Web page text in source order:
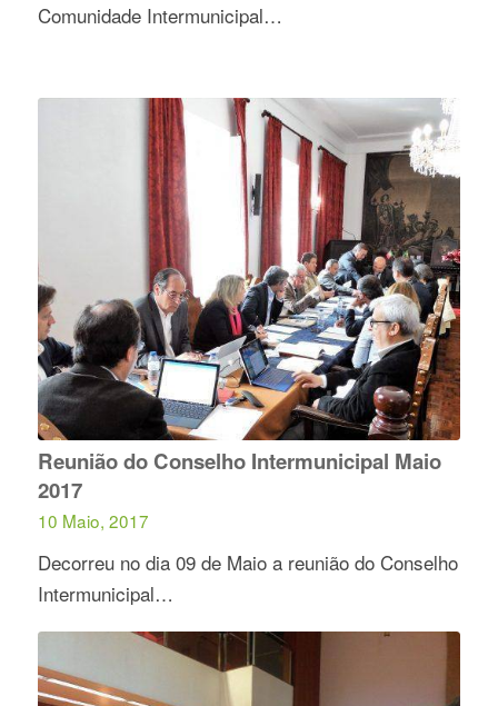
Comunidade Intermunicipal…
Reunião do Conselho Intermunicipal Maio
2017
10 Maio, 2017
Decorreu no dia 09 de Maio a reunião do Conselho
Intermunicipal…